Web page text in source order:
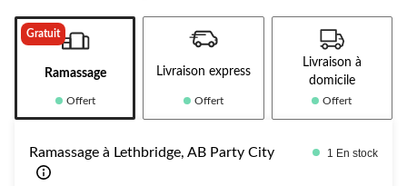
Gratuit
Ramassage
Offert
Livraison express
Offert
Livraison à
domicile
Offert
Ramassage à Lethbridge, AB Party City 1 En stock